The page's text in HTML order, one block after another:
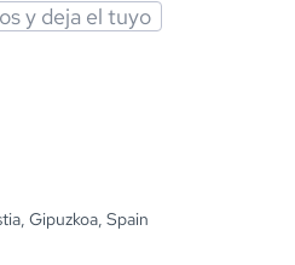
y deja el tuyo
Gipuzkoa, Spain